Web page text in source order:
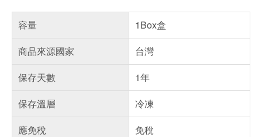
容量
1Box盒
商品來源國家
台灣
保存天數
1年
保存溫層
冷凍
應免稅
免稅